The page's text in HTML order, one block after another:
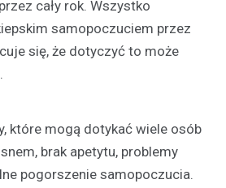
cały rok. Wszystko
samopoczuciem przez
się, że dotyczyć to może
które mogą dotykać wiele osób
brak apetytu, problemy
pogorszenie samopoczucia.